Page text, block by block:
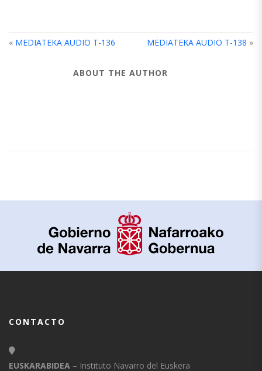
« MEDIATEKA AUDIO T-136 MEDIATEKA AUDIO T-138 »
ABOUT THE AUTHOR
CONTACTO
EUSKARABIDEA – Instituto Navarro del Euskera